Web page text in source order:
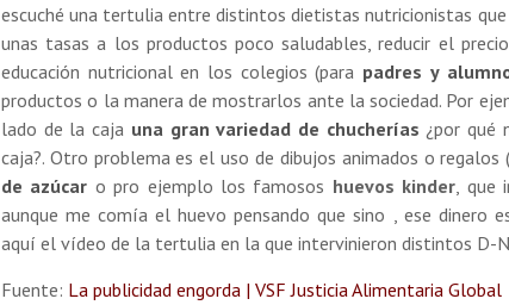
escuché una tertulia entre distintos dietistas nutricionistas
unas tasas a los productos poco saludables, reducir el
educación nutricional en los colegios (para padres y
productos o la manera de mostrarlos ante la sociedad. Por
lado de la caja una gran variedad de chucherías ¿por qué
caja?. Otro problema es el uso de dibujos animados o regalos
de azúcar o pro ejemplo los famosos huevos kinder, que
aunque me comía el huevo pensando que sino , ese dinero
aquí el vídeo de la tertulia en la que intervinieron distintos D-
Fuente: La publicidad engorda | VSF Justicia Alimentaria Global